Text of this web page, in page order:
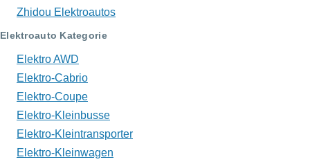
Zhidou Elektroautos
Elektroauto Kategorie
Elektro AWD
Elektro-Cabrio
Elektro-Coupe
Elektro-Kleinbusse
Elektro-Kleintransporter
Elektro-Kleinwagen